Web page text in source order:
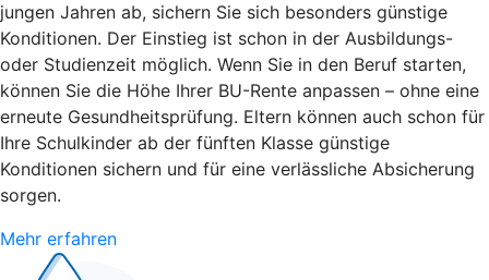
jungen Jahren ab, sichern Sie sich besonders günstige
Konditionen. Der Einstieg ist schon in der Ausbildungs-
oder Studienzeit möglich. Wenn Sie in den Beruf starten,
können Sie die Höhe Ihrer BU-Rente anpassen – ohne eine
erneute Gesundheitsprüfung. Eltern können auch schon für
Ihre Schulkinder ab der fünften Klasse günstige
Konditionen sichern und für eine verlässliche Absicherung
sorgen.
Mehr erfahren